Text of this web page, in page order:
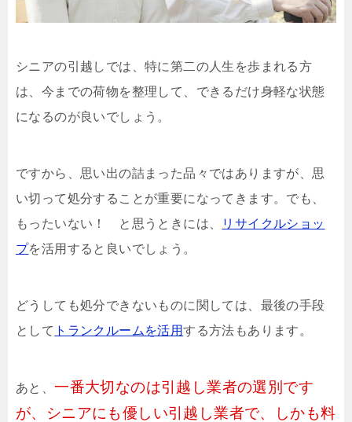
シニアの引越しでは、特に第二の人生を歩まれる方
は、今までの荷物を整理して、できるだけ身軽な状態
になるのが良いでしょう。
ですから、思い出の詰まった品々ではありますが、思
い切って処分することが重要になってきます。でも、
もったいない！ と思うときには、
リサイクルショッ
プを活用すると良いでしょう。
どうしても処分できないものに関しては、最後の手段
として トランクルームを活用する方法もあります。
あと、一番大切なのは引越し業者の選別です
が、シニアにも優しい引越し業者で、しかも料